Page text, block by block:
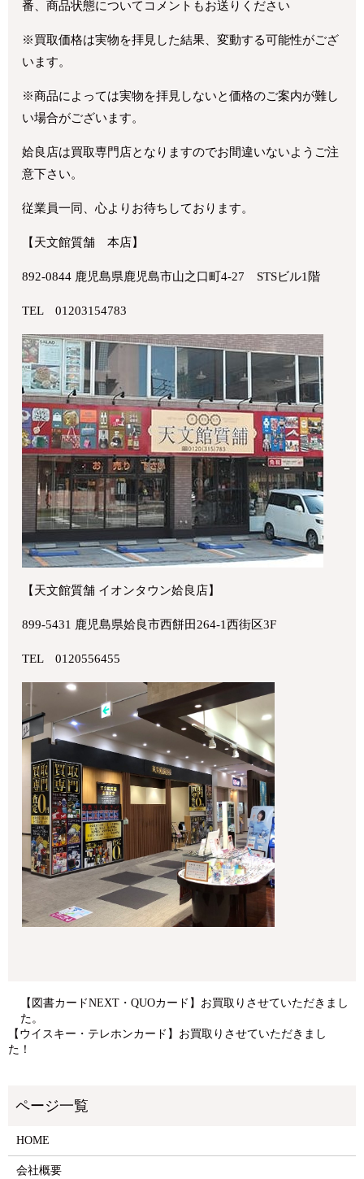
番、商品状態についてコメントもお送りください
※買取価格は実物を拝見した結果、変動する可能性がござ
います。
※商品によっては実物を拝見しないと価格のご案内が難し
い場合がございます。
姶良店は買取専門店となりますのでお間違いないようご注
意下さい。
従業員一同、心よりお待ちしております。
【天文館質舗 本店】
892-0844 鹿児島県鹿児島市山之口町4-27 STSビル1階
TEL 01203154783
【天文館質舗 イオンタウン姶良店】
899-5431 鹿児島県姶良市西餅田264-1西街区3F
TEL 0120556455
【図書カードNEXT・QUOカード】お買取りさせていただきまし
た。
【ウイスキー・テレホンカード】お買取りさせていただきまし
た！
HOME
会社概要